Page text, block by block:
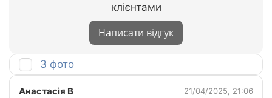
клієнтами
Написати відгук
З фото
Анастасія В 21/04/2025, 21:06